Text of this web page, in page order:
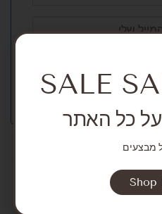
Bodysuits and overalls,
SALE
מבצעים
Shop